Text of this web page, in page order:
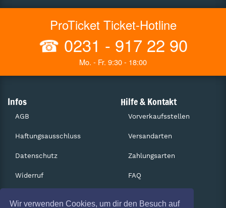
Wir verwenden Cookies, um dir den Besuch auf
ProTicket Ticket-Hotline
☎ 0231 - 917 22 90
Mo. - Fr. 9:30 - 18:00
Infos
AGB
Haftungsausschluss
Datenschutz
Widerruf
Hilfe & Kontakt
Vorverkaufsstellen
Versandarten
Zahlungsarten
FAQ
Services